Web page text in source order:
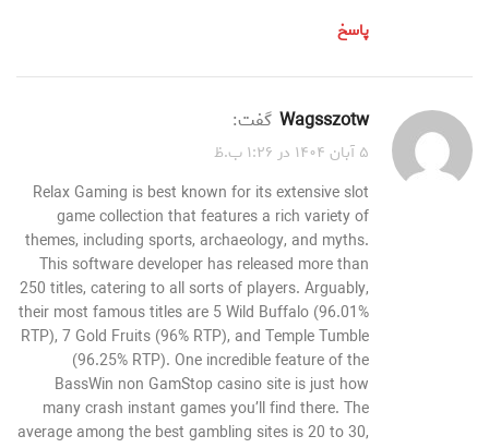
پاسخ
wagsszotw گفت:
۵ آبان ۱۴۰۴ در ۱:۲۶ ب.ظ
Relax Gaming is best known for its extensive slot
game collection that features a rich variety of
themes, including sports, archaeology, and myths.
This software developer has released more than
250 titles, catering to all sorts of players. Arguably,
their most famous titles are 5 Wild Buffalo (96.01%
RTP), 7 Gold Fruits (96% RTP), and Temple Tumble
(96.25% RTP). One incredible feature of the
BassWin non GamStop casino site is just how
many crash instant games you’ll find there. The
average among the best gambling sites is 20 to 30,